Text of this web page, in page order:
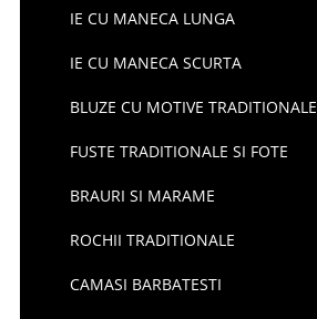
IE CU MANECA LUNGA
IE CU MANECA SCURTA
BLUZE CU MOTIVE TRADITIONALE
FUSTE TRADITIONALE SI FOTE
BRAURI SI MARAME
ROCHII TRADITIONALE
CAMASI BARBATESTI